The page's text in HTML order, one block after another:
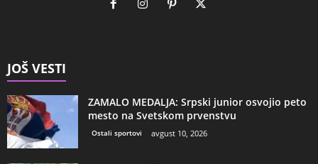
JOŠ VESTI
ZAMALO MEDALJA: Srpski junior osvojio peto
mesto na Svetskom prvenstvu
Ostali sportovi avgust 10, 2026